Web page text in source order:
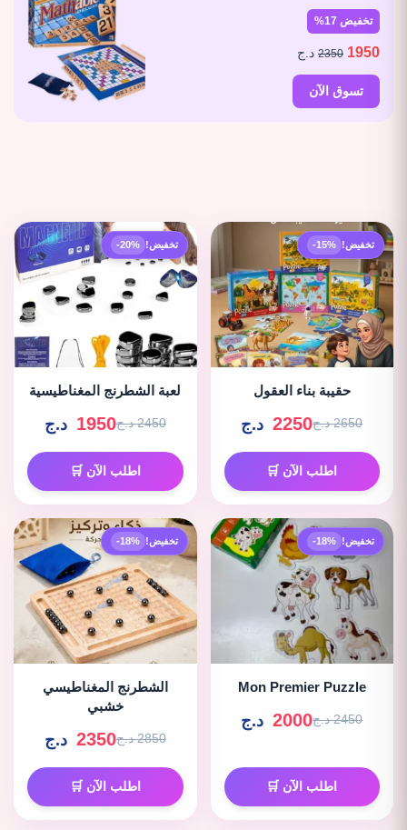
تخفيض 17%
1950
2350 د.ج
تسوق الآن
تخفيض! -15%
حقيبة بناء العقول
2650 د.ج 2250 د.ج
اطلب الآن 🛒
تخفيض! -20%
لعبة الشطرنج المغناطيسية
2450 د.ج 1950 د.ج
اطلب الآن 🛒
تخفيض! -18%
Mon Premier Puzzle
2450 د.ج 2000 د.ج
اطلب الآن 🛒
تخفيض! -18%
الشطرنج المغناطيسي
خشبي
2850 د.ج 2350 د.ج
اطلب الآن 🛒